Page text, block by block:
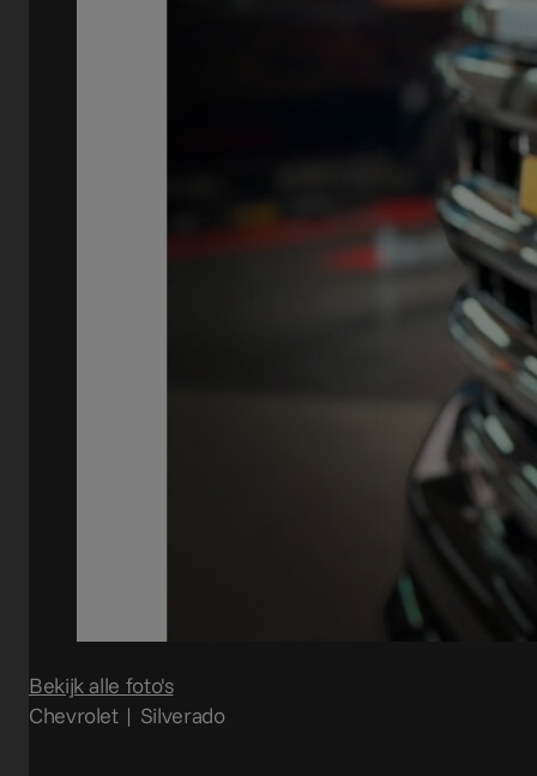
Bekijk alle foto's
Chevrolet | Silverado